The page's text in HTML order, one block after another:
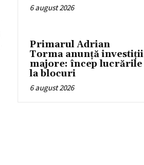
6 august 2026
Primarul Adrian
Torma anunță investiții
majore: încep lucrările
la blocuri
6 august 2026